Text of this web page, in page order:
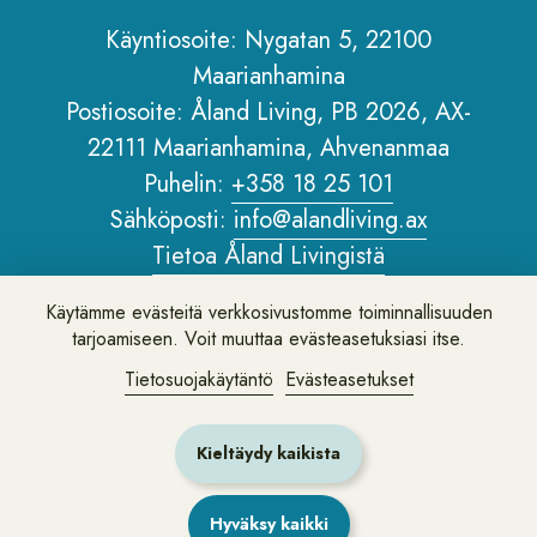
Käyntiosoite: Nygatan 5, 22100
Maarianhamina
Postiosoite: Åland Living, PB 2026, AX-
22111 Maarianhamina, Ahvenanmaa
Puhelin: +358 18 25 101
Sähköposti: info@alandliving.ax
Tietoa Åland Livingistä
Tietoa verkkosivustosta
Jätä palautetta tai kysy meiltä kysymys
Käytämme evästeitä verkkosivustomme toiminnallisuuden
tarjoamiseen. Voit muuttaa evästeasetuksiasi itse.
Tietosuojakäytäntö Evästeasetukset
Kieltäydy kaikista
Hyväksy kaikki